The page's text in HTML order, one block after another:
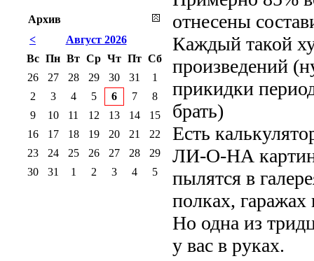
отнесены
Каждый такой
произведений
прикидки
брать)
Есть
ЛИ-О-НА картин
пылятся в
полках, гаражах
Но одна из
у вас в руках.
Архив
<
Август 2026
Вс Пн Вт Ср Чт Пт Сб
26
27 28 29 30 31
1
2
3 4 5 6 7
8
9
10 11 12 13 14
15
16
17 18 19 20 21
22
23
24 25 26 27 28
29
30
31 1 2 3 4 5